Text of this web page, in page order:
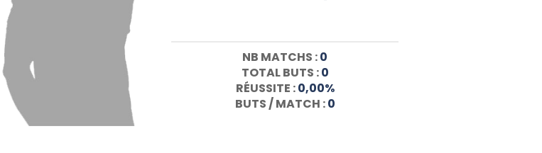
NB MATCHS :0
TOTAL BUTS :0
RÉUSSITE :0,00%
BUTS / MATCH :0